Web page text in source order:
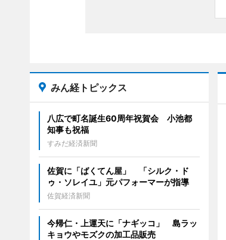
みん経トピックス
八広で町名誕生60周年祝賀会 小池都
知事も祝福
すみだ経済新聞
佐賀に「ばくてん屋」 「シルク・ド
ゥ・ソレイユ」元パフォーマーが指導
佐賀経済新聞
今帰仁・上運天に「ナギッコ」 島ラッ
キョウやモズクの加工品販売